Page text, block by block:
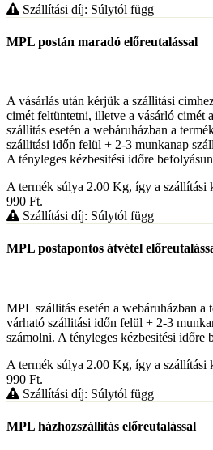
Szállítási díj: Súlytól függ
MPL postán maradó előreutalással
A vásárlás után kérjük a szállitási
cimét feltüntetni, illetve a vásárló cimét
szállitás esetén a webáruházban a
szállitási időn felül + 2-3 munkanap
A tényleges kézbesitési időre
A termék súlya 2.00 Kg, így a szállítási
990 Ft.
Szállítási díj: Súlytól függ
MPL postapontos átvétel
MPL szállitás esetén a webáruházban a
várható szállitási időn felül + 2-3
számolni. A tényleges kézbesitési időre
A termék súlya 2.00 Kg, így a szállítási
990 Ft.
Szállítási díj: Súlytól függ
MPL házhozszállítás előreutalással